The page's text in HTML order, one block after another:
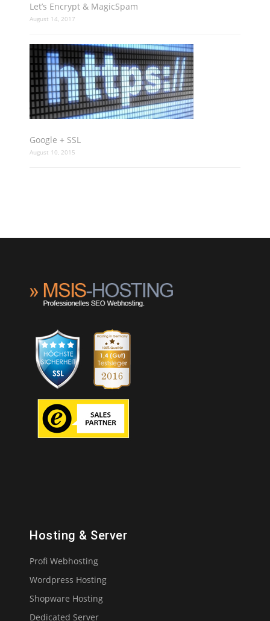
Let’s Encrypt & MagicSpam
August 14, 2017
Google + SSL
August 10, 2015
Hosting & Server
Profi Webhosting
Wordpress Hosting
Shopware Hosting
Dedicated Server